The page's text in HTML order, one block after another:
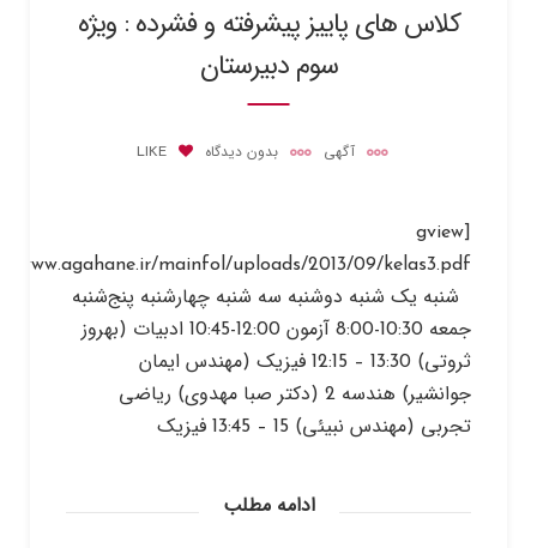
کلاس های پاییز پیشرفته و فشرده : ویژه
سوم دبیرستان
آگهی بدون دیدگاه LIKE
[gview
شنبه یک شنبه دوشنبه سه شنبه چهارشنبه پنج‌شنبه
جمعه 10:30-8:00 آزمون 12:00-10:45 ادبیات (بهروز
ثروتی) 13:30 – 12:15 فیزیک (مهندس ایمان
جوانشیر) هندسه 2 (دکتر صبا مهدوی) ریاضی
تجربی (مهندس نبی­ئی) 15 – 13:45 فیزیک
ادامه مطلب